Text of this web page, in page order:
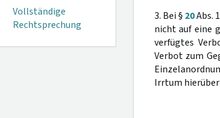
Vollständige
Rechtsprechung
3. Bei § 20Abs.
nicht auf eine
verfügtes
Verbot zum
Irrtum hierüber